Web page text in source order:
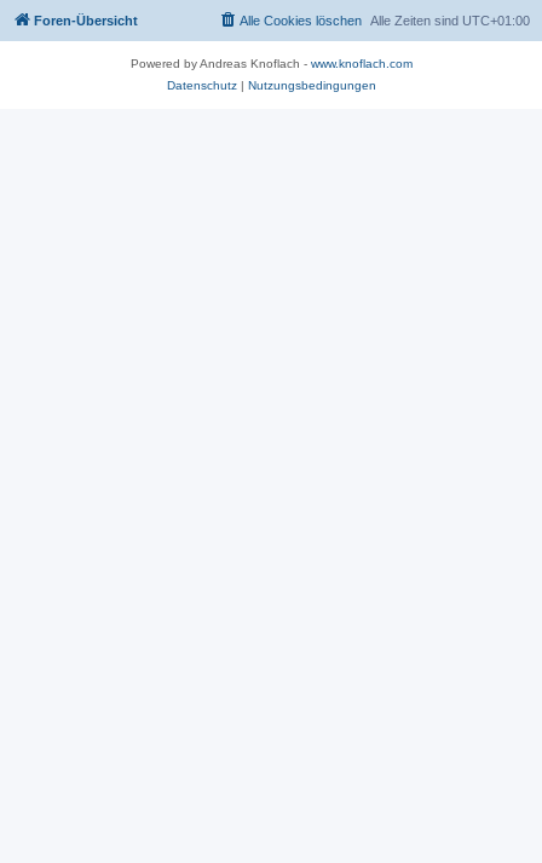
Foren-Übersicht Alle Zeiten sind UTC+01:00
Alle Cookies löschen
Powered by Andreas Knoflach - www.knoflach.com
Datenschutz| Nutzungsbedingungen